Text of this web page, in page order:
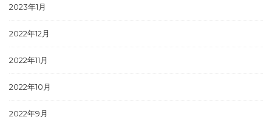
2023年1月
2022年12月
2022年11月
2022年10月
2022年9月